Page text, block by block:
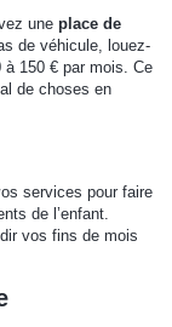
une place de
de véhicule, louez-
à 150 € par mois. Ce
de choses en
services pour faire
de l’enfant.
vos fins de mois